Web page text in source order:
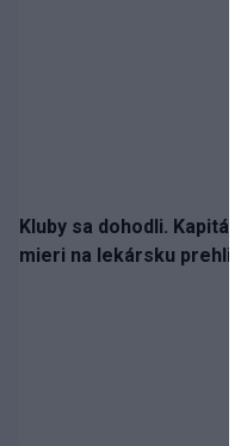
Kluby sa dohodli. Kapitán
mieri na lekársku